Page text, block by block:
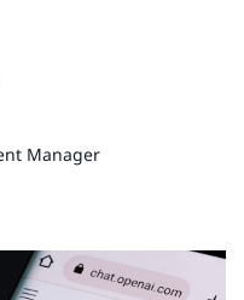
Manager